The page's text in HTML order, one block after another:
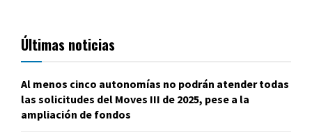
Últimas noticias
Al menos cinco autonomías no podrán atender todas
las solicitudes del Moves III de 2025, pese a la
ampliación de fondos